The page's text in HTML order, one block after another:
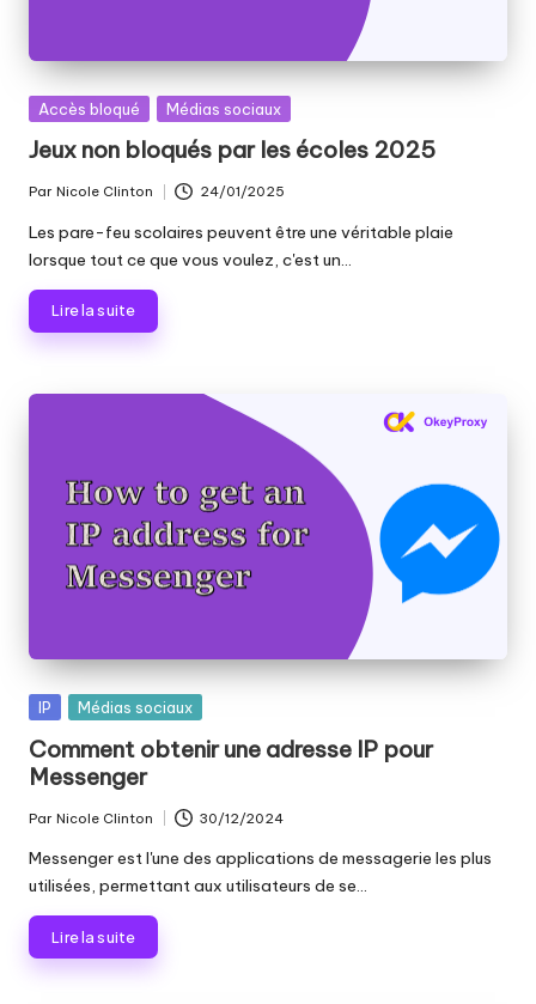
Publié
Accès bloqué Médias sociaux
Jeux non bloqués par les écoles 2025
par
Par Nicole Clinton 24/01/2025
Les pare-feu scolaires peuvent être une véritable plaie
lorsque tout ce que vous voulez, c'est un...
Lire la suite
Publié
IP Médias sociaux
Comment obtenir une adresse IP pour
Messenger
Publié
par
Par Nicole Clinton 30/12/2024
Messenger est l'une des applications de messagerie les plus
utilisées, permettant aux utilisateurs de se...
Lire la suite